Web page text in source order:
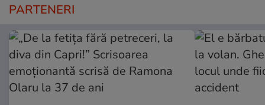
PARTENERI